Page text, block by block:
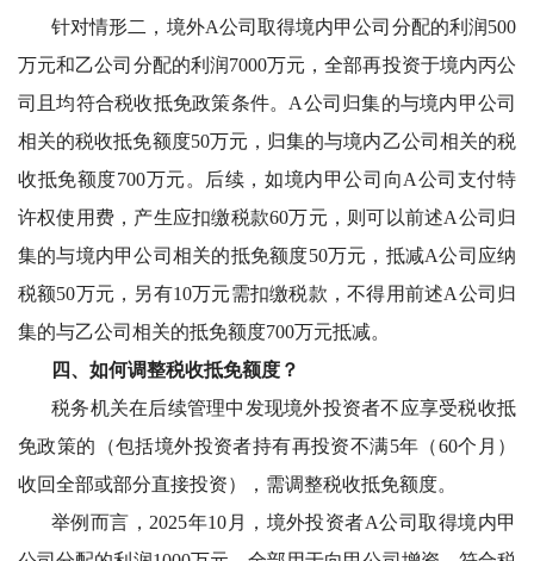
针对情形二，境外A公司取得境内甲公司分配的利润500
万元和乙公司分配的利润7000万元，全部再投资于境内丙公
司且均符合税收抵免政策条件。A公司归集的与境内甲公司
相关的税收抵免额度50万元，归集的与境内乙公司相关的税
收抵免额度700万元。后续，如境内甲公司向A公司支付特
许权使用费，产生应扣缴税款60万元，则可以前述A公司归
集的与境内甲公司相关的抵免额度50万元，抵减A公司应纳
税额50万元，另有10万元需扣缴税款，不得用前述A公司归
集的与乙公司相关的抵免额度700万元抵减。
四、如何调整税收抵免额度？
税务机关在后续管理中发现境外投资者不应享受税收抵
免政策的（包括境外投资者持有再投资不满5年（60个月）
收回全部或部分直接投资），需调整税收抵免额度。
举例而言， 2025年10月，境外投资者A公司取得境内甲